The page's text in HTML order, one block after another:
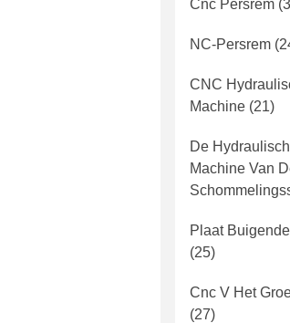
Cnc Persrem
NC-Persrem
CNC
Machine (21)
De
Machine Van
Plaat
(25)
Cnc V Het
(27)